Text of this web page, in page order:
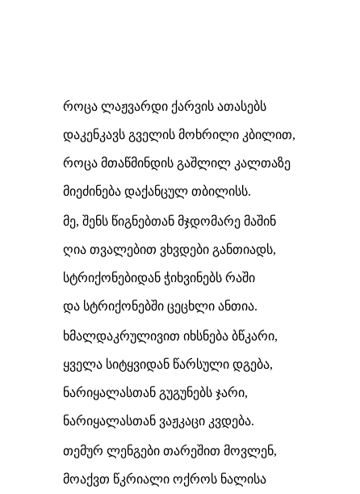
როცა ლაჟვარდი ქარვის ათასებს
დაკენკავს გველის მოხრილი კბილით,
როცა მთაწმინდის გაშლილ კალთაზე
მიეძინება დაქანცულ თბილისს.
მე, შენს წიგნებთან მჯდომარე მაშინ
ღია თვალებით ვხვდები განთიადს,
სტრიქონებიდან ჭიხვინებს რაში
და სტრიქონებში ცეცხლი ანთია.
ხმალდაკრულივით იხსნება ბწკარი,
ყველა სიტყვიდან წარსული დგება,
ნარიყალასთან გუგუნებს ჯარი,
ნარიყალასთან ვაჟკაცი კვდება.
თემურ ლენგები თარეშით მოვლენ,
მოაქვთ წკრიალი ოქროს ნალისა